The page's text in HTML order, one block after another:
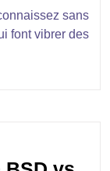
sans
font vibrer des